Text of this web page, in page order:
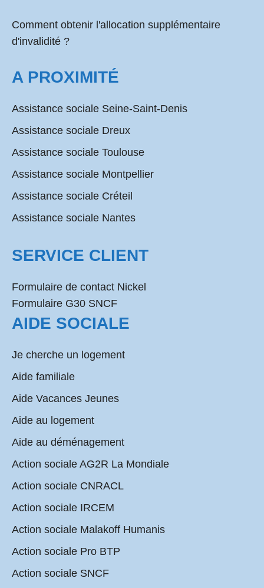
Comment obtenir l'allocation supplémentaire
d'invalidité ?
A PROXIMITÉ
Assistance sociale Seine-Saint-Denis
Assistance sociale Dreux
Assistance sociale Toulouse
Assistance sociale Montpellier
Assistance sociale Créteil
Assistance sociale Nantes
SERVICE CLIENT
Formulaire de contact Nickel
Formulaire G30 SNCF
AIDE SOCIALE
Je cherche un logement
Aide familiale
Aide Vacances Jeunes
Aide au logement
Aide au déménagement
Action sociale AG2R La Mondiale
Action sociale CNRACL
Action sociale IRCEM
Action sociale Malakoff Humanis
Action sociale Pro BTP
Action sociale SNCF